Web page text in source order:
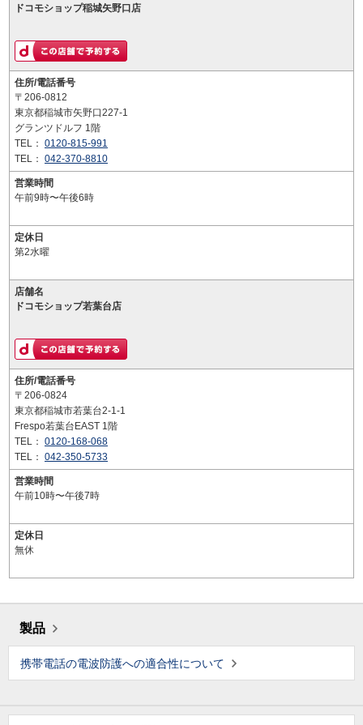
ドコモショップ稲城矢野口店
住所/電話番号
〒206-0812
東京都稲城市矢野口227-1
グランツドルフ 1階
TEL： 0120-815-991
TEL： 042-370-8810
営業時間
午前9時〜午後6時
定休日
第2水曜
店舗名
ドコモショップ若葉台店
住所/電話番号
〒206-0824
東京都稲城市若葉台2-1-1
Frespo若葉台EAST 1階
TEL： 0120-168-068
TEL： 042-350-5733
営業時間
午前10時〜午後7時
定休日
無休
製品
携帯電話の電波防護への適合性について